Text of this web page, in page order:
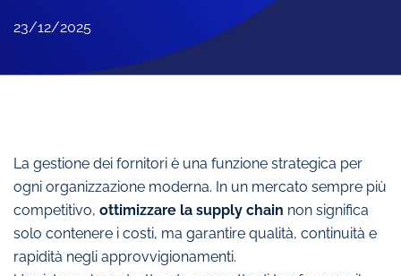
23/12/2025
La gestione dei fornitori è una funzione strategica per
ogni organizzazione moderna. In un mercato sempre più
competitivo, ottimizzare la supply chain non significa
solo contenere i costi, ma garantire qualità, continuità e
rapidità negli approvvigionamenti.